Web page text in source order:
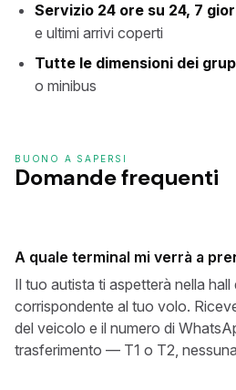
Servizio 24 ore su 24, 7
e ultimi arrivi coperti
Tutte le dimensioni dei
o minibus
BUONO A SAPERSI
Domande frequenti
A quale terminal mi verrà a
Il tuo autista ti aspetterà nella hall
corrispondente al tuo volo.
del veicolo e il numero di
trasferimento — T1 o T2,